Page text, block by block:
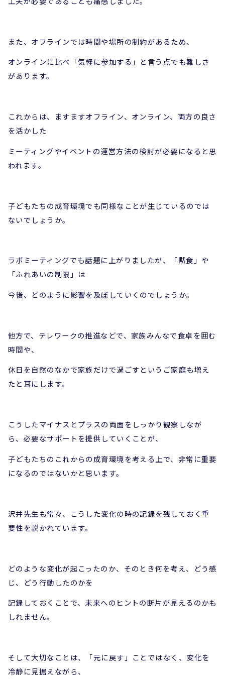
また、オフラインでは時間や場所の制約があるため、
オンラインに比べ「気軽に参加する」と言う点でも難しさ
があります。
これからは、ますますオフライン、オンライン、両方の良さ
を活かした
ミーティングやイベントの運営方法の検討が必要になると思
われます。
子どもたちの成育環境でも同様なことが生じているのでは
ないでしょうか。
ラボミーティングでも話題に上がりましたが、「黙食」や
「ふれあいの制限」は
今後、どのように影響を及ぼしていくのでしょうか。
他方で、テレワークの推進などで、家族みんなで食卓を囲む
時間や、
休日を自然のなかで家族だけで過ごすというご家庭も増え
たと耳にします。
こうしたマイナスとプラスの両面をしっかり観察しなが
ら、必要なサポートを提供していくことが、
子どもたちのこれからの成育環境を考える上で、非常に重要
になるのではないかと思います。
沢井先生も常々、こうした変化の時の記録を残しておく重
要性を説かれています。
どのような変化が起こったのか、そのとき何を考え、どう感
じ、どう行動したのかを
記録しておくことで、未来へのヒントの断片が見えるのかも
しれません。
そして大切なことは、「元に戻す」ことではなく、変化を
冷静に見据えながら、